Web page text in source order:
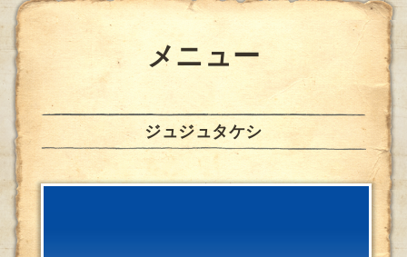
メニュー
ジュジュタケシ